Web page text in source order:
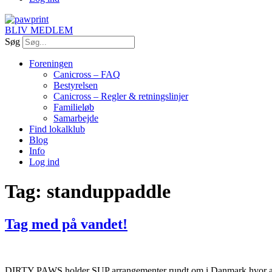
BLIV MEDLEM
Søg
Foreningen
Canicross – FAQ
Bestyrelsen
Canicross – Regler & retningslinjer
Familieløb
Samarbejde
Find lokalklub
Blog
Info
Log ind
Tag: standuppaddle
Tag med på vandet!